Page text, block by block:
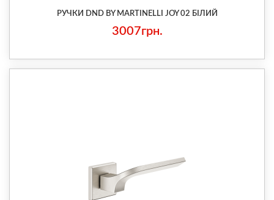
РУЧКИ DND BY MARTINELLI JOY 02 БІЛИЙ
3007грн.